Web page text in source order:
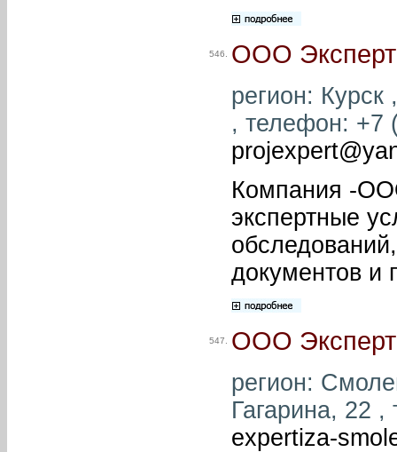
546. ООО
регион: Курск
, телефон: +7
Компания -
экспертные
документов и
547. ООО
регион:
Гагарина, 22
expertiza-